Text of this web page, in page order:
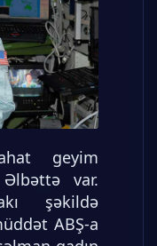
geyim
Əlbəttə var.
şəkildə
ABŞ-a